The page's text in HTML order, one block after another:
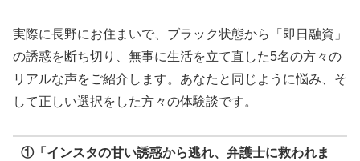
実際に長野にお住まいで、ブラック状態から「即日融資」
の誘惑を断ち切り、無事に生活を立て直した5名の方々の
リアルな声をご紹介します。あなたと同じように悩み、そ
して正しい選択をした方々の体験談です。
①「インスタの甘い誘惑から逃れ、弁護士に救われま